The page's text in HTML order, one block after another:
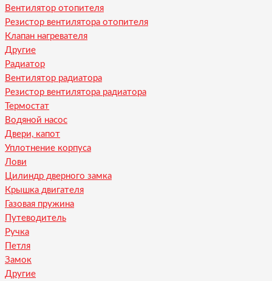
Вентилятор отопителя
Резистор вентилятора отопителя
Клапан нагревателя
Другие
Радиатор
Вентилятор радиатора
Резистор вентилятора радиатора
Термостат
Водяной насос
Двери, капот
Уплотнение корпуса
Лови
Цилиндр дверного замка
Крышка двигателя
Газовая пружина
Путеводитель
Ручка
Петля
Замок
Другие